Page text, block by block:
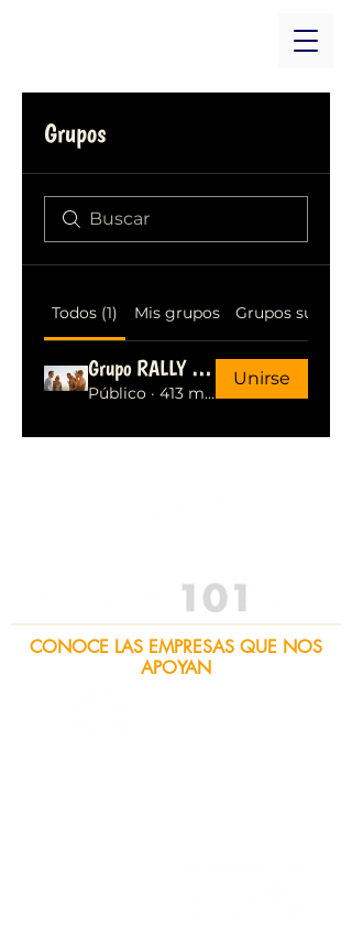
Grupos
Todos (1) Mis grupos Grupos
Grupo RALLY 101 MUSEOS
Público · 413 miembros
Unirse
CONOCE LAS EMPRESAS QUE NOS
APOYAN